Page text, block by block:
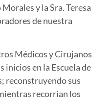
y la Sra. Teresa
de nuestra
Médicos y Cirujanos
inicios en la Escuela de
reconstruyendo sus
recorrían los